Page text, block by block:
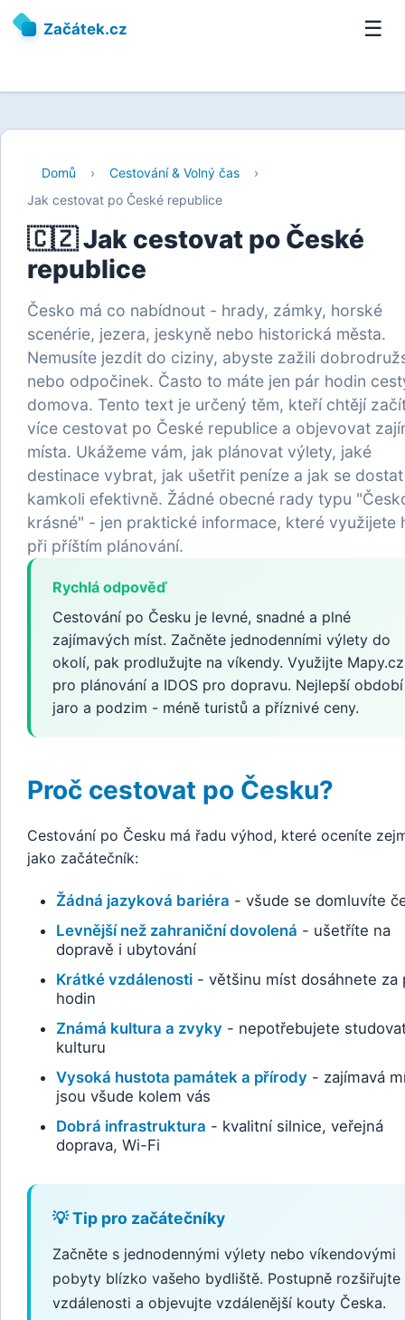
Začátek.cz ☰
Domů › Cestování & Volný čas
›
Jak cestovat po České republice
🇨🇿 Jak cestovat po České
republice
Česko má co nabídnout - hrady, zámky, horské
scenérie, jezera, jeskyně nebo historická města.
Nemusíte jezdit do ciziny, abyste zažili
nebo odpočinek. Často to máte jen pár hodin
domova. Tento text je určený těm, kteří chtějí
více cestovat po České republice a objevovat
místa. Ukážeme vám, jak plánovat výlety, jaké
destinace vybrat, jak ušetřit peníze a jak se dostat
kamkoli efektivně. Žádné obecné rady typu
krásné" - jen praktické informace, které využijete
při příštím plánování.
Rychlá odpověď
Cestování po Česku je levné, snadné a plné
zajímavých míst. Začněte jednodenními výlety do
okolí, pak prodlužujte na víkendy. Využijte Mapy.cz
pro plánování a IDOS pro dopravu. Nejlepší
jaro a podzim - méně turistů a příznivé ceny.
Proč cestovat po Česku?
Cestování po Česku má řadu výhod, které oceníte
jako začátečník:
Žádná jazyková bariéra - všude se domluvíte
Levnější než zahraniční dovolená - ušetříte na
dopravě i ubytování
Krátké vzdálenosti- většinu míst dosáhnete za
hodin
Známá kultura a zvyky - nepotřebujete
kulturu
Vysoká hustota památek a přírody - zajímavá
jsou všude kolem vás
Dobrá infrastruktura - kvalitní silnice, veřejná
doprava, Wi-Fi
💡 Tip pro začátečníky
Začněte s jednodennými výlety nebo víkendovými
pobyty blízko vašeho bydliště. Postupně rozšiřujte
vzdálenosti a objevujte vzdálenější kouty Česka.